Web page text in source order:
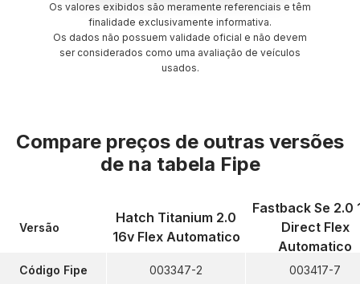
Os valores exibidos são meramente referenciais e têm
finalidade exclusivamente informativa.
Os dados não possuem validade oficial e não devem
ser considerados como uma avaliação de veículos
usados.
Compare preços de outras versões
de na tabela Fipe
Versão
Código Fipe
Hatch Titanium 2.0
16v Flex Automatico
003347-2
Fastback Se 2.0
Direct Flex
Automatico
003417-7